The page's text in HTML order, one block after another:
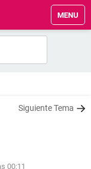
MENU
Siguiente Tema
00:11